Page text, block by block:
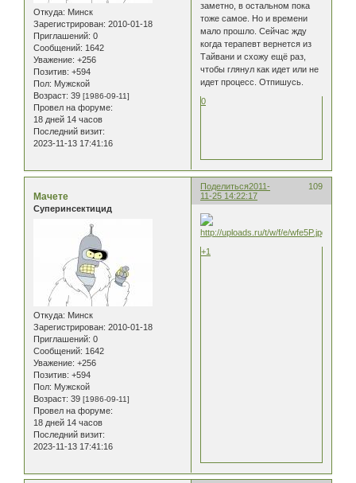
Откуда: Минск
Зарегистрирован: 2010-01-18
Приглашений: 0
Сообщений: 1642
Уважение: +256
Позитив: +594
Пол: Мужской
Возраст: 39 [1986-09-11]
Провел на форуме:
18 дней 14 часов
Последний визит:
2023-11-13 17:41:16
заметно, в остальном пока
тоже самое. Но и времени
мало прошло. Сейчас жду
когда терапевт вернется из
Тайвани и схожу ещё раз,
чтобы глянул как идет или не
идет процесс. Отпишусь.
0
Поделиться 109
2011-
11-25 14:22:17
Мачете
Суперинсектицид
Откуда: Минск
Зарегистрирован: 2010-01-18
Приглашений: 0
Сообщений: 1642
Уважение: +256
Позитив: +594
Пол: Мужской
Возраст: 39 [1986-09-11]
Провел на форуме:
18 дней 14 часов
Последний визит:
2023-11-13 17:41:16
+1